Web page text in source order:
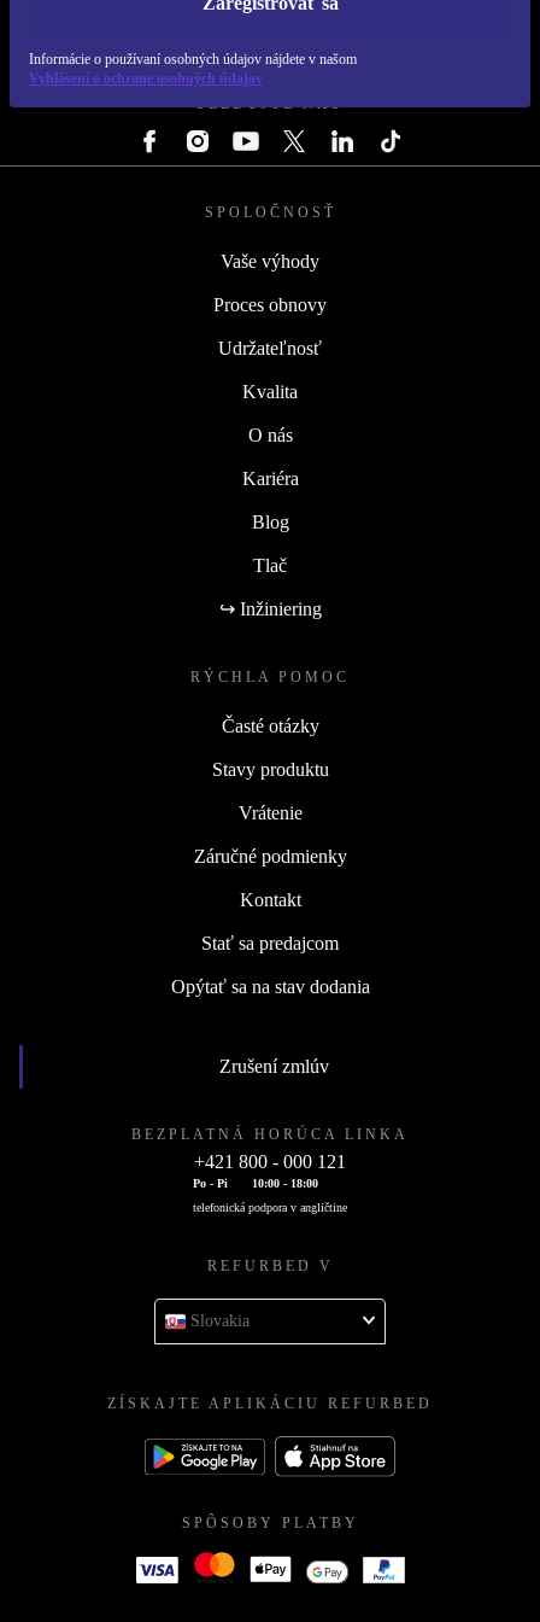
Informácie o používaní osobných údajov nájdete v našom
Vyhlásení o ochrane osobných údajov
SLEDUJTE NÁS
SPOLOČNOSŤ
Vaše výhody
Proces obnovy
Udržateľnosť
Kvalita
O nás
Kariéra
Blog
Tlač
↪ Inžiniering
RÝCHLA POMOC
Časté otázky
Stavy produktu
Vrátenie
Záručné podmienky
Kontakt
Stať sa predajcom
Opýtať sa na stav dodania
Zrušení zmlúv
BEZPLATNÁ HORÚCA LINKA
+421 800 - 000 121
Po - Pi
10:00 - 18:00
telefonická podpora v angličtine
REFURBED V
Slovakia
ZÍSKAJTE APLIKÁCIU REFURBED
SPÔSOBY PLATBY